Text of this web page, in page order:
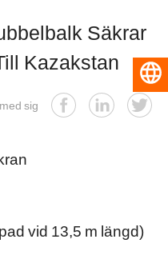
Säkrar
Kazakstan
sig
vid 13,5 m längd)
Svenska